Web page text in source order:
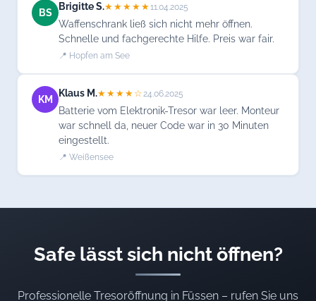
BS
Brigitte S.★★★★★11.04.2025
Waffenschrank ließ sich nicht mehr öffnen.
Schnelle und fachgerechte Hilfe. Preis war fair.
📍 Hopfen am See
KM
Klaus M.★★★★☆ 24.06.2025
Batterie vom Elektronik-Tresor war leer. Monteur
war schnell da, neuer Code war in 30 Minuten
eingestellt.
📍 Weißensee
Safe lässt sich nicht öffnen?
Professionelle Tresoröffnung in Füssen – rufen Sie uns